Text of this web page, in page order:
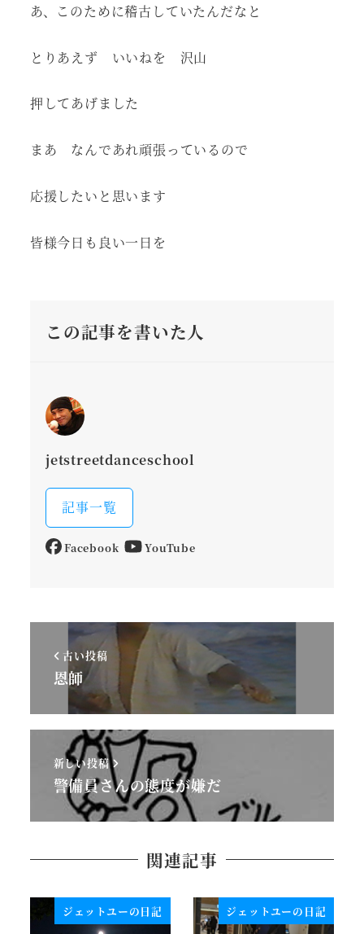
あ、このために稽古していたんだなと
とりあえず いいねを 沢山
押してあげました
まあ なんであれ頑張っているので
応援したいと思います
皆様今日も良い一日を
この記事を書いた人
jetstreetdanceschool
記事一覧
Facebook YouTube
古い投稿
恩師
新しい投稿
警備員さんの態度が嫌だ
関連記事
ジェットユーの日記 ジェットユーの日記